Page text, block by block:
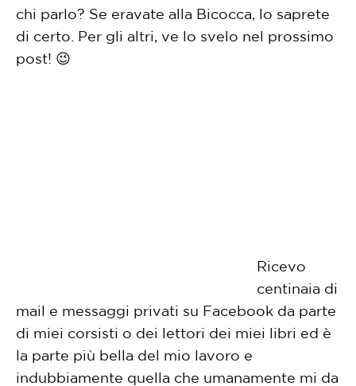
chi parlo? Se eravate alla Bicocca, lo saprete
di certo. Per gli altri, ve lo svelo nel prossimo
post! 😉
Ricevo
centinaia di
mail e messaggi privati su Facebook da parte
di miei corsisti o dei lettori dei miei libri ed è
la parte più bella del mio lavoro e
indubbiamente quella che umanamente mi da